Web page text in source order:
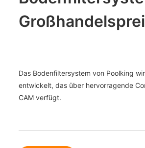
Das Bodenfiltersystem von Poolking
entwickelt, das über hervorragende
CAM verfügt.